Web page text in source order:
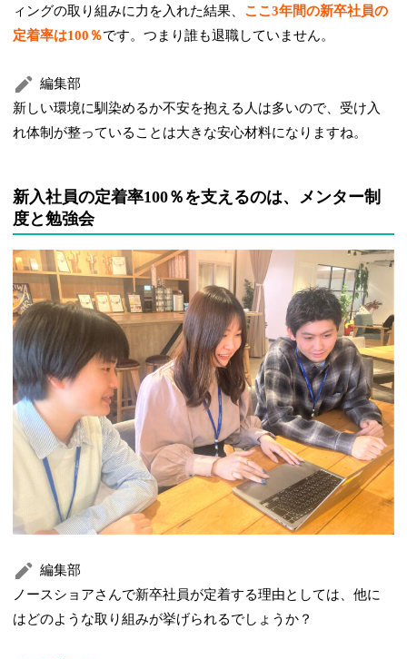
ィングの取り組みに力を入れた結果、 ここ3年間の新卒社員の
定着率は100％です。つまり誰も退職していません。
編集部
新しい環境に馴染めるか不安を抱える人は多いので、受け入
れ体制が整っていることは大きな安心材料になりますね。
新入社員の定着率100％を支えるのは、メンター制
度と勉強会
編集部
ノースショアさんで新卒社員が定着する理由としては、他に
はどのような取り組みが挙げられるでしょうか？